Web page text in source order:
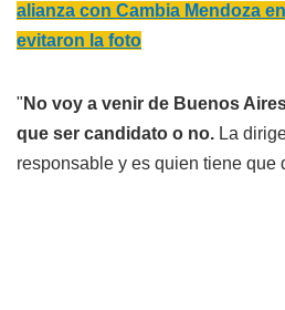
alianza con Cambia Mendoza
evitaron la foto
" No voy a venir de Buenos
que ser candidato o no. La
responsable y es quien tiene que